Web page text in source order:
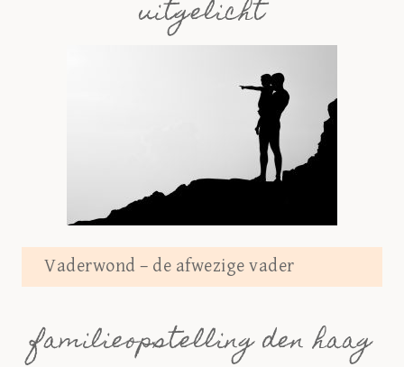
uitgelicht
Vaderwond – de afwezige vader
familieopstelling den haag